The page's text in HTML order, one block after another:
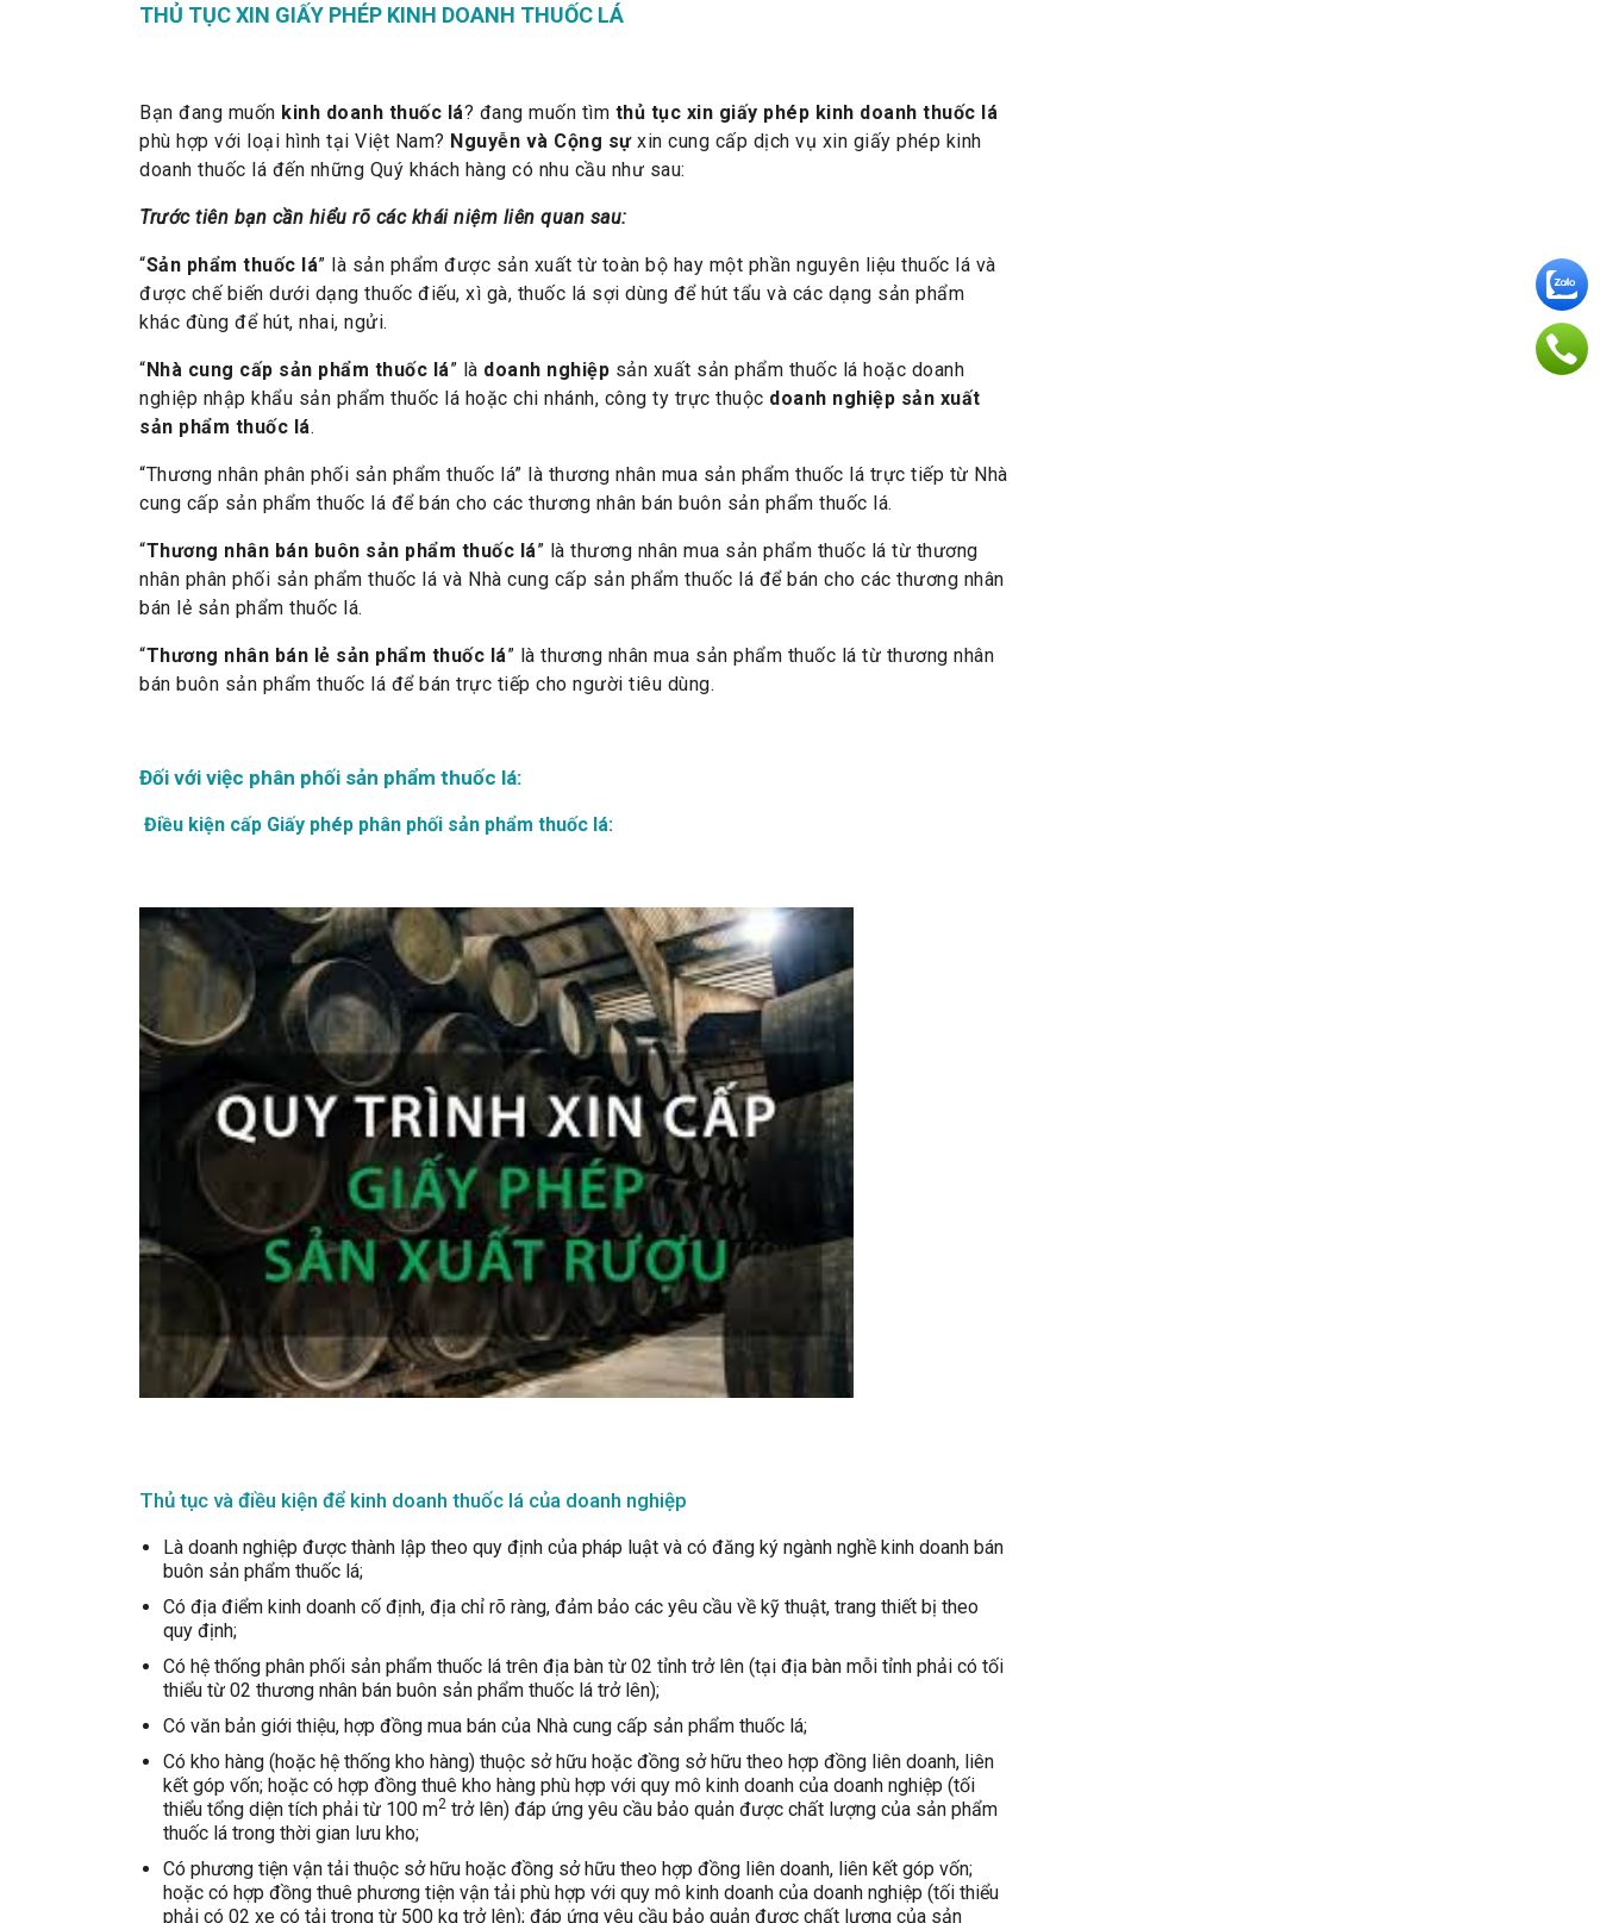
THỦ TỤC XIN GIẤY PHÉP KINH DOANH THUỐC LÁ
Bạn đang muốn kinh doanh thuốc lá? đang muốn tìm thủ tục xin giấy phép kinh doanh thuốc lá
phù hợp với loại hình tại Việt Nam? Nguyễn và Cộng sự xin cung cấp dịch vụ xin giấy phép kinh
doanh thuốc lá đến những Quý khách hàng có nhu cầu như sau:
Trước tiên bạn cần hiểu rõ các khái niệm liên quan sau:
“Sản phẩm thuốc lá” là sản phẩm được sản xuất từ toàn bộ hay một phần nguyên liệu thuốc lá và
được chế biến dưới dạng thuốc điếu, xì gà, thuốc lá sợi dùng để hút tẩu và các dạng sản phẩm
khác đùng để hút, nhai, ngửi.
“Nhà cung cấp sản phẩm thuốc lá” là doanh nghiệp sản xuất sản phẩm thuốc lá hoặc doanh
nghiệp nhập khẩu sản phẩm thuốc lá hoặc chi nhánh, công ty trực thuộc doanh nghiệp sản xuất
sản phẩm thuốc lá.
“Thương nhân phân phối sản phẩm thuốc lá” là thương nhân mua sản phẩm thuốc lá trực tiếp từ Nhà
cung cấp sản phẩm thuốc lá để bán cho các thương nhân bán buôn sản phẩm thuốc lá.
“Thương nhân bán buôn sản phẩm thuốc lá” là thương nhân mua sản phẩm thuốc lá từ thương
nhân phân phối sản phẩm thuốc lá và Nhà cung cấp sản phẩm thuốc lá để bán cho các thương nhân
bán lẻ sản phẩm thuốc lá.
“Thương nhân bán lẻ sản phẩm thuốc lá” là thương nhân mua sản phẩm thuốc lá từ thương nhân
bán buôn sản phẩm thuốc lá để bán trực tiếp cho người tiêu dùng.
Đối với việc phân phối sản phẩm thuốc lá:
Điều kiện cấp Giấy phép phân phối sản phẩm thuốc lá:
Thủ tục và điều kiện để kinh doanh thuốc lá của doanh nghiệp
Là doanh nghiệp được thành lập theo quy định của pháp luật và có đăng ký ngành nghề kinh doanh bán
buôn sản phẩm thuốc lá;
Có địa điểm kinh doanh cố định, địa chỉ rõ ràng, đảm bảo các yêu cầu về kỹ thuật, trang thiết bị theo
quy định;
Có hệ thống phân phối sản phẩm thuốc lá trên địa bàn từ 02 tỉnh trở lên (tại địa bàn mỗi tỉnh phải có tối
thiểu từ 02 thương nhân bán buôn sản phẩm thuốc lá trở lên);
Có văn bản giới thiệu, hợp đồng mua bán của Nhà cung cấp sản phẩm thuốc lá;
Có kho hàng (hoặc hệ thống kho hàng) thuộc sở hữu hoặc đồng sở hữu theo hợp đồng liên doanh, liên
kết góp vốn; hoặc có hợp đồng thuê kho hàng phù hợp với quy mô kinh doanh của doanh nghiệp (tối
thiểu tổng diện tích phải từ 100 m2 trở lên) đáp ứng yêu cầu bảo quản được chất lượng của sản phẩm
thuốc lá trong thời gian lưu kho;
Có phương tiện vận tải thuộc sở hữu hoặc đồng sở hữu theo hợp đồng liên doanh, liên kết góp vốn;
hoặc có hợp đồng thuê phương tiện vận tải phù hợp với quy mô kinh doanh của doanh nghiệp (tối thiểu
phải có 02 xe có tải trọng từ 500 kg trở lên); đáp ứng yêu cầu bảo quản được chất lượng của sản